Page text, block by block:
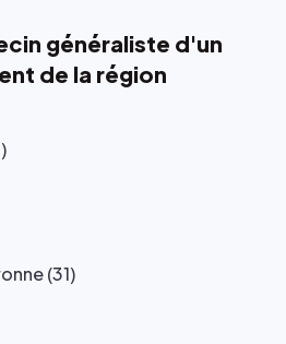
généraliste d'un
de la région
(31)